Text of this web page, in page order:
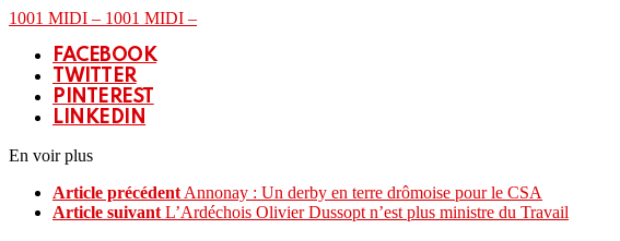
1001 MIDI – 1001 MIDI –
FACEBOOK
TWITTER
PINTEREST
LINKEDIN
En voir plus
Article précédent Annonay : Un derby en terre drômoise pour le CSA
Article suivant L’Ardéchois Olivier Dussopt n’est plus ministre du Travail